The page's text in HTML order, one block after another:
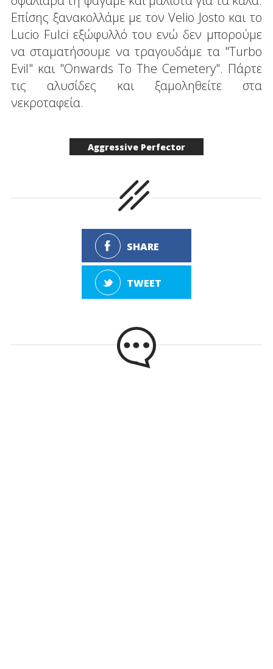
Επίσης ξανακολλάμε με τον Velio Josto και το
Lucio Fulci εξώφυλλό του ενώ δεν μπορούμε
να σταματήσουμε να τραγουδάμε τα "Turbo
Evil" και "Onwards To The Cemetery". Πάρτε
τις αλυσίδες και ξαμοληθείτε στα
νεκροταφεία.
Aggressive Perfector
SHARE
TWEET